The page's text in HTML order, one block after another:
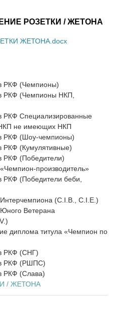
РОЗЕТКИ / ЖЕТОНА
ЖЕТОНА.docx
РКФ (Чемпионы)
РКФ (Чемпионы НКП,
РКФ Специализированные
не имеющих НКП
РКФ (Шоу-чемпионы)
РКФ (Кумулятивные)
РКФ (Победители)
производитель»
РКФ (Победители беби,
(C.I.B., C.I.E.)
Ветерана
диплома титула «Чемпион по
РКФ (СНГ)
РКФ (РШПС)
РКФ (Слава)
/ ЖЕТОНА